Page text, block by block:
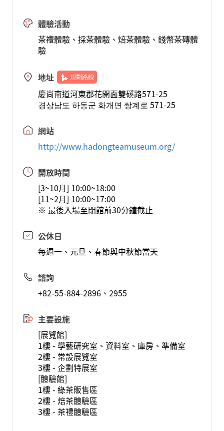
體驗活動
茶禮體驗、採茶體驗、焙茶體驗、錢幣茶磚體
驗
地址 規劃路線
慶尚南道河東郡花開面雙磎路571-25
경상남도 하동군 화개면 쌍계로 571-25
網站
http://www.hadongteamuseum.org/
開放時間
[3~10月] 10:00~18:00
[11~2月] 10:00~17:00
※ 最後入場至閉館前30分鐘截止
公休日
每週一、元旦、春節與中秋節當天
諮詢
+82-55-884-2896、2955
主要設施
[展覽館]
1樓 - 學藝研究室、資料室、庫房、準備室
2樓 - 常設展覽室
3樓 - 企劃特展室
[體驗館]
1樓 - 綠茶販售區
2樓 - 焙茶體驗區
3樓 - 茶禮體驗區